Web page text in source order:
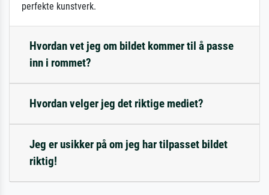
perfekte kunstverk.
Hvordan vet jeg om bildet kommer til å passe
inn i rommet?
Hvordan velger jeg det riktige mediet?
Jeg er usikker på om jeg har tilpasset bildet
riktig!